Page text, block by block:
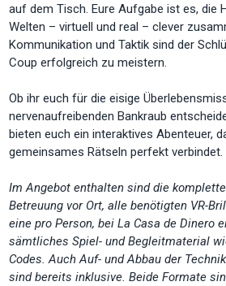
auf dem Tisch. Eure Aufgabe ist es, die
Welten – virtuell und real – clever
Kommunikation und Taktik sind der
Coup erfolgreich zu meistern.
Ob ihr euch für die eisige
nervenaufreibenden Bankraub
bieten euch ein interaktives Abenteuer,
gemeinsames Rätseln perfekt verbindet.
Im Angebot enthalten sind die
Betreuung vor Ort, alle benötigten VR-
eine pro Person, bei La Casa de Dinero
sämtliches Spiel- und Begleitmaterial
Codes. Auch Auf- und Abbau der
sind bereits inklusive. Beide Formate